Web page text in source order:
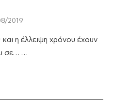
2019
η έλλειψη χρόνου έχουν
σε… …